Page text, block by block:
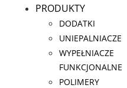
PRODUKTY
DODATKI
UNIEPALNIACZE
WYPEŁNIACZE
FUNKCJONALNE
POLIMERY